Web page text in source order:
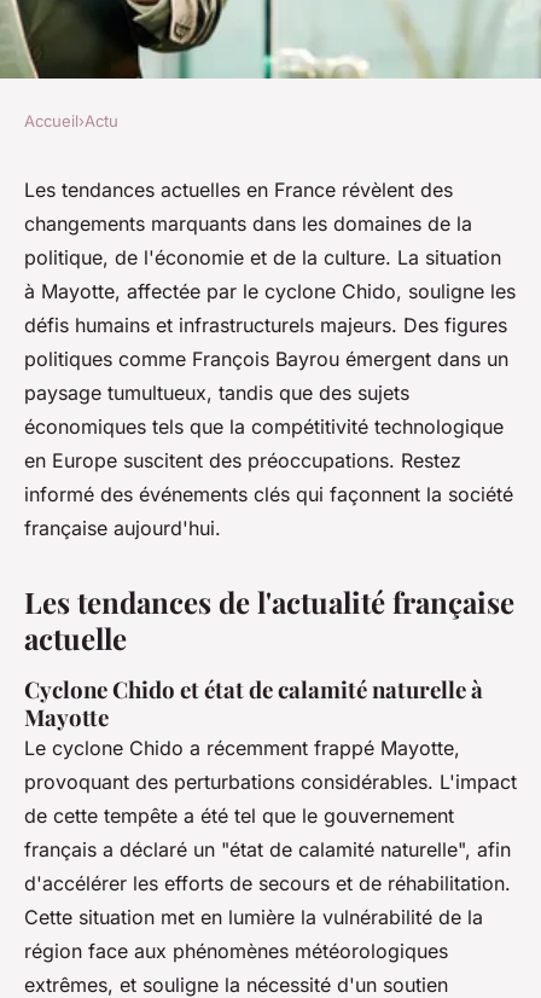
Les nouvelles tendances de
l'actualité française
aujourd'hui
Robin •24 mars 2025•3 min de lecture
Accueil›Actu
Les tendances actuelles en France révèlent des
changements marquants dans les domaines de la
politique, de l'économie et de la culture. La situation
à Mayotte, affectée par le cyclone Chido, souligne les
défis humains et infrastructurels majeurs. Des figures
politiques comme François Bayrou émergent dans un
paysage tumultueux, tandis que des sujets
économiques tels que la compétitivité technologique
en Europe suscitent des préoccupations. Restez
informé des événements clés qui façonnent la société
française aujourd'hui.
Les tendances de l'actualité française
actuelle
Cyclone Chido et état de calamité naturelle à
Mayotte
Le cyclone Chido a récemment frappé Mayotte,
provoquant des perturbations considérables. L'impact
de cette tempête a été tel que le gouvernement
français a déclaré un "état de calamité naturelle", afin
d'accélérer les efforts de secours et de réhabilitation.
Cette situation met en lumière la vulnérabilité de la
région face aux phénomènes météorologiques
extrêmes, et souligne la nécessité d'un soutien